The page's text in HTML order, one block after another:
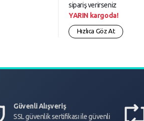
sipariş verirseniz
YARIN kargoda!
Hızlıca Göz At
Güvenli Alışveriş
SSL güvenlik sertifikası ile güvenli